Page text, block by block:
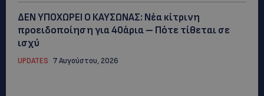
ΔΕΝ ΥΠΟΧΩΡΕΙ Ο ΚΑΥΣΩΝΑΣ: Νέα κίτρινη
προειδοποίηση για 40άρια – Πότε τίθεται σε
ισχύ
UPDATES 7 Αυγούστου, 2026